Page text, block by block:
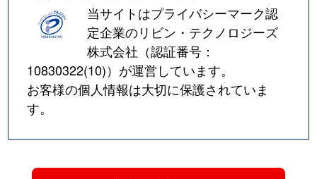
当サイトはプライバシーマーク認
定企業のリビン・テクノロジーズ
株式会社（認証番号：
10830322(10)）が運営しています。
お客様の個人情報は大切に保護されていま
す。